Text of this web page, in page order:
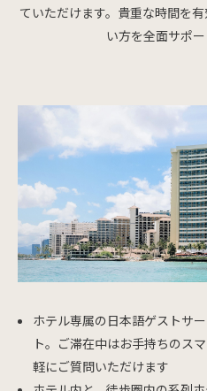
ていただけます。貴重な時間を
い方を全面サポー
ホテル専属の日本語ゲストサ
ト。ご滞在中はお手持ちのス
軽にご質問いただけます